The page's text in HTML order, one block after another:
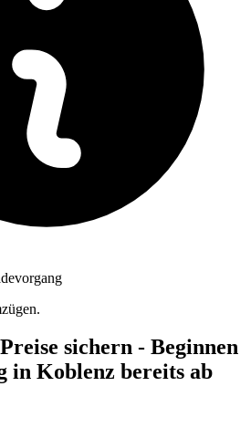
sichern - Beginnen
in Koblenz bereits ab